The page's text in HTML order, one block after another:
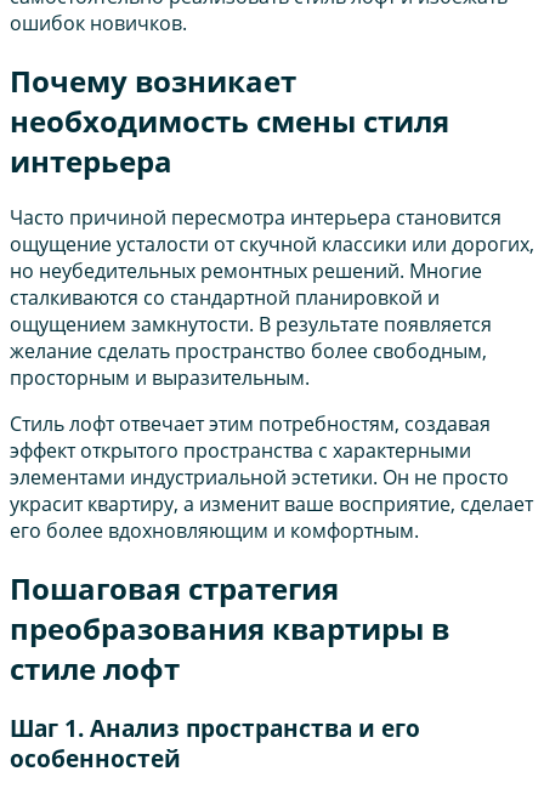
ошибок новичков.
Почему возникает
необходимость смены стиля
интерьера
Часто причиной пересмотра интерьера становится
ощущение усталости от скучной классики или дорогих,
но неубедительных ремонтных решений. Многие
сталкиваются со стандартной планировкой и
ощущением замкнутости. В результате появляется
желание сделать пространство более свободным,
просторным и выразительным.
Стиль лофт отвечает этим потребностям, создавая
эффект открытого пространства с характерными
элементами индустриальной эстетики. Он не просто
украсит квартиру, а изменит ваше восприятие, сделает
его более вдохновляющим и комфортным.
Пошаговая стратегия
преобразования квартиры в
стиле лофт
Шаг 1. Анализ пространства и его
особенностей